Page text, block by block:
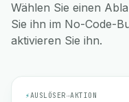
Wählen Sie einen
Sie ihn im No-Code-
aktivieren Sie ihn.
⚡AUSLÖSER→AKTION